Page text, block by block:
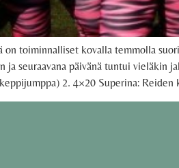
toiminnalliset kovalla temmolla
ja seuraavana päivänä tuntui
2. 4×20 Superina: